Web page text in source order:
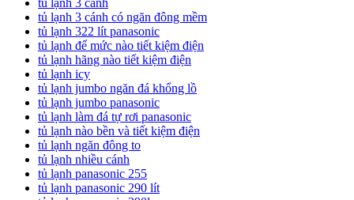
tủ lạnh 3 cánh
tủ lạnh 3 cánh có ngăn đông mềm
tủ lạnh 322 lít panasonic
tủ lạnh để mức nào tiết kiệm điện
tủ lạnh hãng nào tiết kiệm điện
tủ lạnh icy
tủ lạnh jumbo ngăn đá khổng lồ
tủ lạnh jumbo panasonic
tủ lạnh làm đá tự rơi panasonic
tủ lạnh nào bền và tiết kiệm điện
tủ lạnh ngăn đông to
tủ lạnh nhiều cánh
tủ lạnh panasonic 255
tủ lạnh panasonic 290 lít